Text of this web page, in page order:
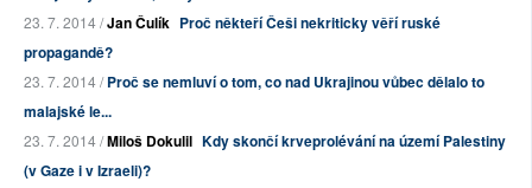
23. 7. 2014 /Jan Čulík Proč někteří Češi nekriticky věří ruské
propagandě?
23. 7. 2014 /Proč se nemluví o tom, co nad Ukrajinou vůbec dělalo to
malajské le...
23. 7. 2014 /Miloš Dokulil Kdy skončí krveprolévání na území Palestiny
(v Gaze i v Izraeli)?